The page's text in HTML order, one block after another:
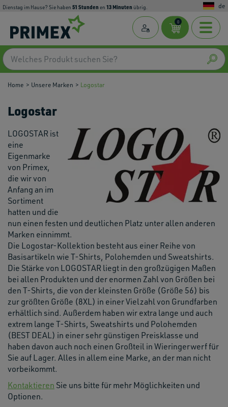
Dienstag im Hause? Sie haben 51 Stunden en 13Minuten übrig. de
0
Home Unsere Marken Logostar
Logostar
LOGOSTAR ist
eine
Eigenmarke
von Primex,
die wir von
Anfang an im
Sortiment
hatten und die
nun einen festen und deutlichen Platz unter allen anderen
Marken einnimmt.
Die Logostar-Kollektion besteht aus einer Reihe von
Basisartikeln wie T-Shirts, Polohemden und Sweatshirts.
Die Stärke von LOGOSTAR liegt in den großzügigen Maßen
bei allen Produkten und der enormen Zahl von Größen bei
den T-Shirts, die von der kleinsten Größe (Größe 56) bis
zur größten Größe (8XL) in einer Vielzahl von Grundfarben
erhältlich sind. Außerdem haben wir extra lange und auch
extrem lange T-Shirts, Sweatshirts und Polohemden
(BEST DEAL) in einer sehr günstigen Preisklasse und
haben davon auch noch einen Großteil in Wieringerwerf für
Sie auf Lager. Alles in allem eine Marke, an der man nicht
vorbeikommt.
Kontaktieren Sie uns bitte für mehr Möglichkeiten und
Optionen.